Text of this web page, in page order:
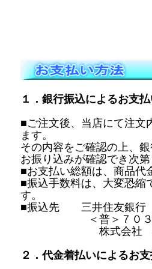
１．銀行振込によるお支
■ご注文後、当店にて注文
ます。
その内容をご確認の上、
お振り込みが確認でき次
■お支払い総額は、商品代
■振込手数料は、大変恐縮
す。
■振込先 三井住友銀行
＜普＞７０３０
株式会社 松
２．代金着払いによるお